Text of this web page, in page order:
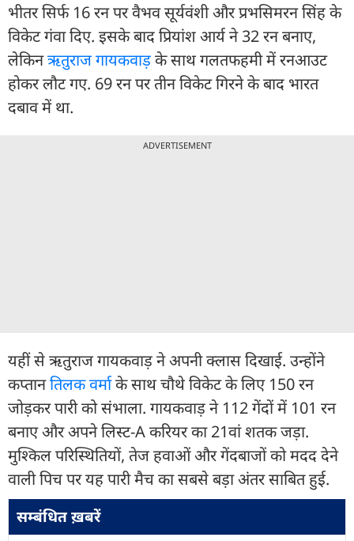
भीतर सिर्फ 16 रन पर वैभव सूर्यवंशी और प्रभसिमरन सिंह के
विकेट गंवा दिए. इसके बाद प्रियांश आर्य ने 32 रन बनाए,
लेकिनऋतुराज गायकवाड़के साथ गलतफहमी में रनआउट
होकर लौट गए. 69 रन पर तीन विकेट गिरने के बाद भारत
दबाव में था.
ADVERTISEMENT
यहीं से ऋतुराज गायकवाड़ ने अपनी क्लास दिखाई. उन्होंने
कप्तानतिलक वर्माके साथ चौथे विकेट के लिए 150 रन
जोड़कर पारी को संभाला. गायकवाड़ ने 112 गेंदों में 101 रन
बनाए और अपने लिस्ट-A करियर का 21वां शतक जड़ा.
मुश्किल परिस्थितियों, तेज हवाओं और गेंदबाजों को मदद देने
वाली पिच पर यह पारी मैच का सबसे बड़ा अंतर साबित हुई.
सम्बंधित ख़बरें